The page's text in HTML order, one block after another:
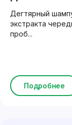
Дегтярный
экстракта
проб...
Подробнее